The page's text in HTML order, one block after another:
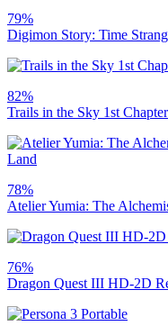
79%
Digimon Story: Time
82%
Trails in the Sky 1st Chapter
78%
Atelier Yumia: The
76%
Dragon Quest III HD-2D